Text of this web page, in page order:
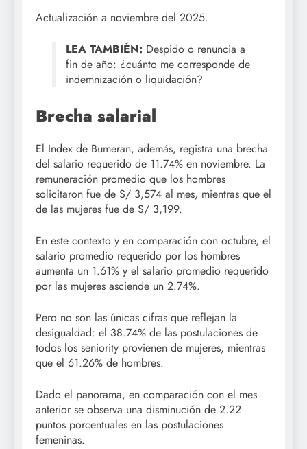
Actualización a noviembre del 2025.
LEA TAMBIÉN: Despido o renuncia a
fin de año: ¿cuánto me corresponde de
indemnización o liquidación?
Brecha salarial
El Index de Bumeran, además, registra una brecha
del salario requerido de 11.74% en noviembre. La
remuneración promedio que los hombres
solicitaron fue de S/ 3,574 al mes, mientras que el
de las mujeres fue de S/ 3,199.
En este contexto y en comparación con octubre, el
salario promedio requerido por los hombres
aumenta un 1.61% y el salario promedio requerido
por las mujeres asciende un 2.74%.
Pero no son las únicas cifras que reflejan la
desigualdad: el 38.74% de las postulaciones de
todos los seniority provienen de mujeres, mientras
que el 61.26% de hombres.
Dado el panorama, en comparación con el mes
anterior se observa una disminución de 2.22
puntos porcentuales en las postulaciones
femeninas.